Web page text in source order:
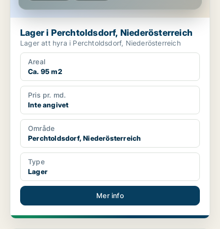
Lager i Perchtoldsdorf, Niederösterreich
Lager att hyra i Perchtoldsdorf, Niederösterreich
Areal
Ca. 95 m2
Pris pr. md.
Inte angivet
Område
Perchtoldsdorf, Niederösterreich
Type
Lager
Mer info